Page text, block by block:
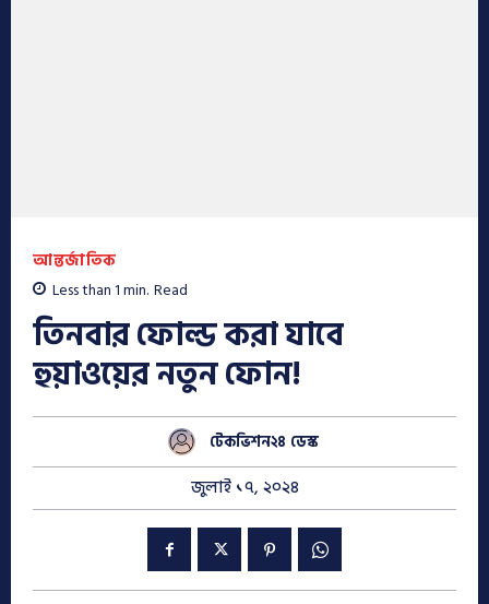
আন্তর্জাতিক
Less than 1min. Read
তিনবার ফোল্ড করা যাবে
হুয়াওয়ের নতুন ফোন!
টেকভিশন২৪ ডেস্ক
জুলাই ১৭, ২০২৪